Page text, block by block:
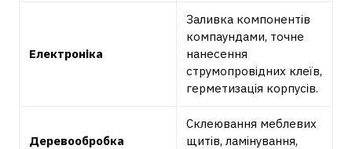
Електроніка
Заливка компонентів
компаундами, точне
нанесення
струмопровідних клеїв,
герметизація корпусів.
Деревообробка
Склеювання меблевих
щитів, ламінування,